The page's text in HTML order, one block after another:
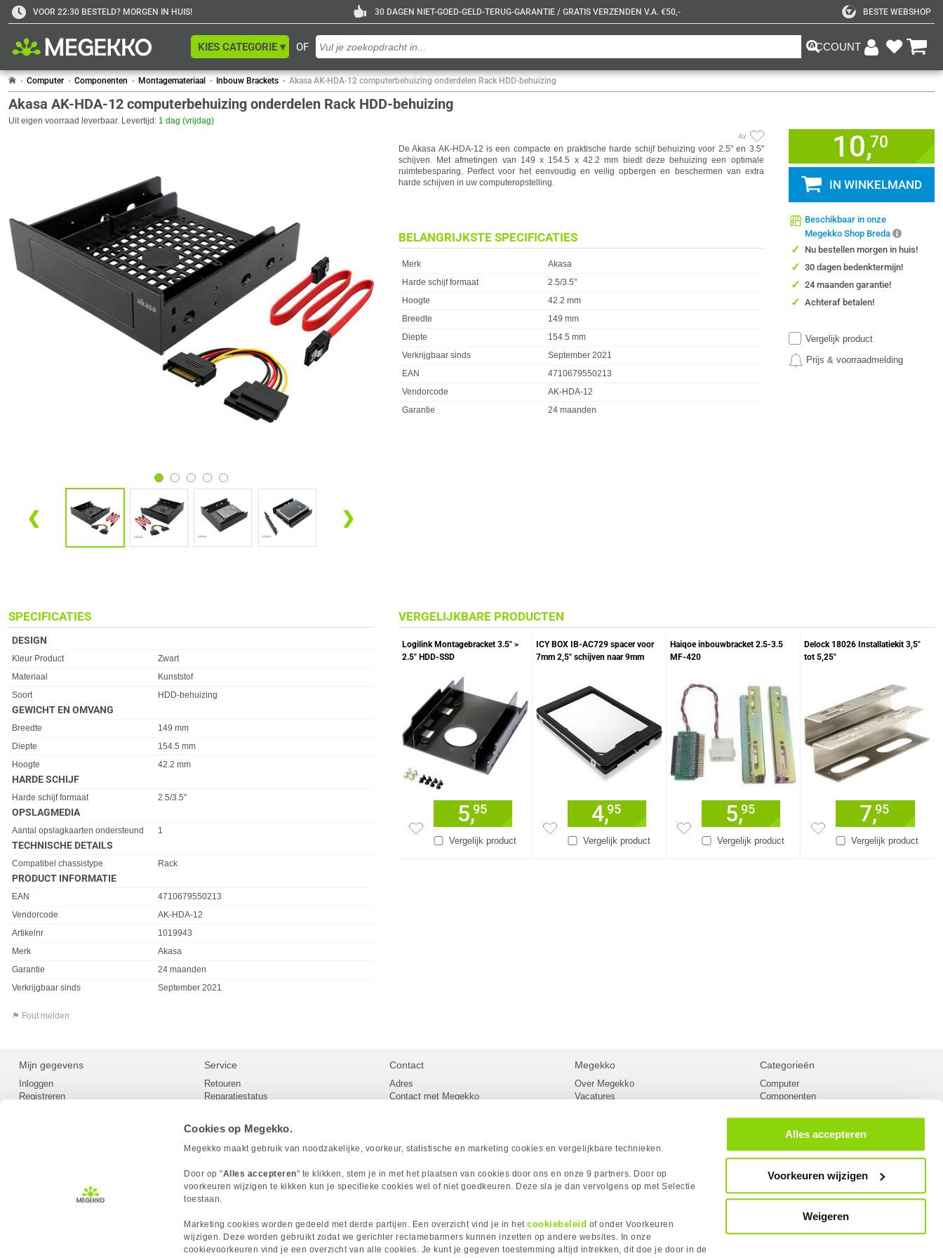
Cookies op Megekko.
Megekko maakt gebruik van noodzakelijke, voorkeur, statistische en marketing cookies en vergelijkbare technieken.
Door op "Alles accepteren" te klikken, stem je in met het plaatsen van cookies door ons en onze 9 partners. Door op
voorkeuren wijzigen te kikken kun je specifieke cookies wel of niet goedkeuren. Deze sla je dan vervolgens op met Selectie
toestaan.
Marketing cookies worden gedeeld met derde partijen. Een overzicht vind je in hetcookiebeleid of onder Voorkeuren
wijzigen. Deze worden gebruikt zodat we gerichter reclamebanners kunnen inzetten op andere websites. In onze
cookievoorkeuren vind je een overzicht van alle cookies. Je kunt je gegeven toestemming altijd intrekken, dit doe je door in de
Alles accepteren
Voorkeuren wijzigen
Weigeren
VOOR 22:30 BESTELD? MORGEN IN HUIS! 30 DAGEN NIET-GOED-GELD-TERUG-GARANTIE / GRATIS VERZENDEN V.A. €50,- BESTE WEBSHOP
OF
KIES CATEGORIE ▾ ACCOUNT
Computer Componenten Montagemateriaal Inbouw Brackets Akasa AK-HDA-12 computerbehuizing onderdelen Rack HDD-behuizing
Akasa AK-HDA-12 computerbehuizing onderdelen Rack HDD-behuizing
Uit eigen voorraad leverbaar. Levertijd: 1 dag (vrijdag)
❮ ❯
4x
De Akasa AK-HDA-12 is een compacte en praktische harde schijf behuizing voor 2.5" en 3.5"
schijven. Met afmetingen van 149 x 154.5 x 42.2 mm biedt deze behuizing een optimale
ruimtebesparing. Perfect voor het eenvoudig en veilig opbergen en beschermen van extra
harde schijven in uw computeropstelling.
BELANGRIJKSTE SPECIFICATIES
Eigenschap
Merk
Akasa
Harde schijf formaat
2.5/3.5"
Hoogte
42.2 mm
Breedte
149 mm
Diepte
154.5 mm
Verkrijgbaar sinds
September 2021
EAN
4710679550213
Vendorcode
AK-HDA-12
Garantie
24 maanden
10,70
IN WINKELMAND
Beschikbaar in onze
Megekko Shop Breda
✓ Nu bestellen morgen in huis!
✓ 30 dagen bedenktermijn!
✓ 24 maanden garantie!
✓ Achteraf betalen!
Vergelijk product
Prijs & voorraadmelding
SPECIFICATIES
DESIGN
Eigenschap Waarde
Kleur Product
Zwart
Materiaal
Kunststof
Soort
HDD-behuizing
GEWICHT EN OMVANG
Eigenschap
Breedte
149 mm
Diepte
154.5 mm
Hoogte
42.2 mm
HARDE SCHIJF
Eigenschap Waarde
Harde schijf formaat 2.5/3.5"
OPSLAGMEDIA
Eigenschap Waarde
Aantal opslagkaarten ondersteund 1
TECHNISCHE DETAILS
Eigenschap Waarde
Compatibel chassistype Rack
PRODUCT INFORMATIE
EAN
4710679550213
Vendorcode
AK-HDA-12
Artikelnr
1019943
Merk
Akasa
Garantie
24 maanden
Verkrijgbaar sinds
September 2021
⚑ Fout melden
VERGELIJKBARE PRODUCTEN
Logilink Montagebracket 3.5" >
2.5" HDD-SSD
Vergelijk product
5,95
ICY BOX IB-AC729 spacer voor
7mm 2,5" schijven naar 9mm
Vergelijk product
4,95
Haiqoe inbouwbracket 2.5-3.5
MF-420
Vergelijk product
5,95
Delock 18026 Installatiekit 3,5"
tot 5,25"
Vergelijk product
7,95
Mijn gegevens
Inloggen
Registreren
Service
Retouren
Reparatiestatus
Herroepingsrecht
Betaalmethoden
Megekko builds
Toegankelijkheid
Contact
Adres
Contact met Megekko
Megekko
Over Megekko
Vacatures
Sitemap
Acties
Megekko Academy
Megekko Forum
Megekko Golden Case Badge
Categorieën
Computer
Componenten
Kabels
Netwerk
Gaming laptops
PC Systemen
Megekko fanshop